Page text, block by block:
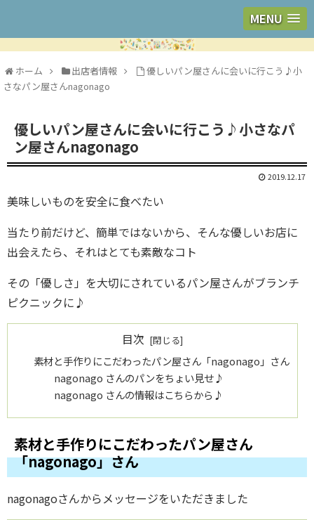
MENU
ホーム 出店者情報
優しいパン屋さんに会いに行こう♪小
さなパン屋さんnagonago
優しいパン屋さんに会いに行こう♪小さなパ
ン屋さんnagonago
2019.12.17
美味しいものを安全に食べたい
当たり前だけど、簡単ではないから、そんな優しいお店に
出会えたら、それはとても素敵なコト
その「優しさ」を大切にされているパン屋さんがブランチ
ピクニックに♪
目次
素材と手作りにこだわったパン屋さん「nagonago」さん
nagonago さんのパンをちょい見せ♪
nagonago さんの情報はこちらから♪
素材と手作りにこだわったパン屋さん
「nagonago」さん
nagonagoさんからメッセージをいただきました